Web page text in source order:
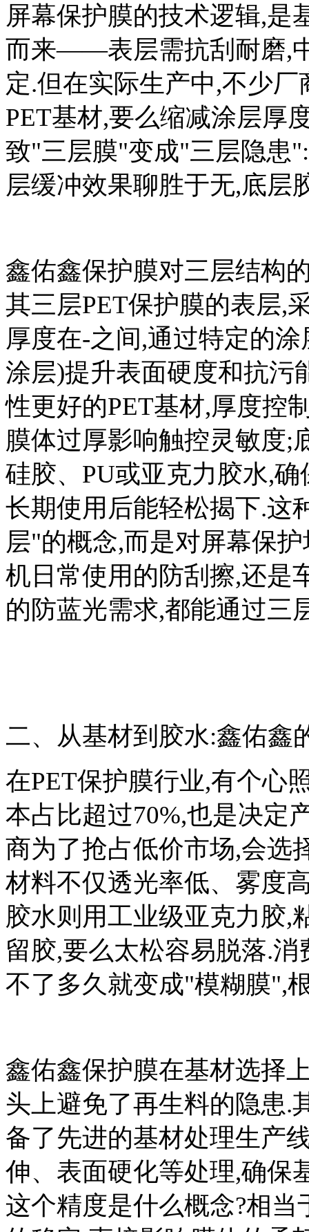
屏幕保护膜的技术逻辑,是
而来——表层需抗刮耐磨,
定.但在实际生产中,不少
PET基材,要么缩减涂层厚
致"三层膜"变成"三层隐患
层缓冲效果聊胜于无,底层
鑫佑鑫保护膜对三层结构
其三层PET保护膜的表层,
厚度在-之间,通过特定的
涂层)提升表面硬度和抗污
性更好的PET基材,厚度控
膜体过厚影响触控灵敏度;
硅胶、PU或亚克力胶水,
长期使用后能轻松揭下.这
层"的概念,而是对屏幕保
机日常使用的防刮擦,还是
的防蓝光需求,都能通过三
二、从基材到胶水:鑫佑鑫
在PET保护膜行业,有个心
本占比超过70%,也是决定
商为了抢占低价市场,会选
材料不仅透光率低、雾度
胶水则用工业级亚克力胶,
留胶,要么太松容易脱落.
不了多久就变成"模糊膜",
鑫佑鑫保护膜在基材选择
头上避免了再生料的隐患.
备了先进的基材处理生产
伸、表面硬化等处理,确
这个精度是什么概念?相